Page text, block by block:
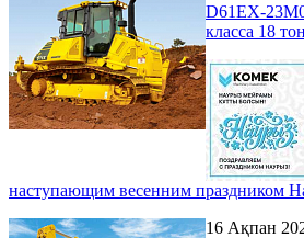
D61EX-
класса 18
наступающим весенним праздником
16 Ақпан